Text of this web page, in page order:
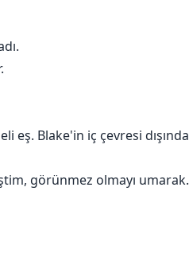
eş. Blake'in iç çevresi dışında
görünmez olmayı umarak.